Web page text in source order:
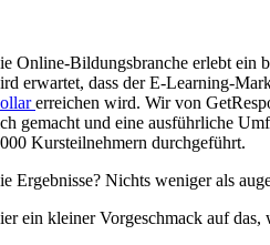
Online-Bildungsbranche erlebt ein
erwartet, dass der E-Learning-
erreichen wird. Wir von
gemacht und eine ausführliche
Kursteilnehmern durchgeführt.
Ergebnisse? Nichts weniger als
ein kleiner Vorgeschmack auf das,